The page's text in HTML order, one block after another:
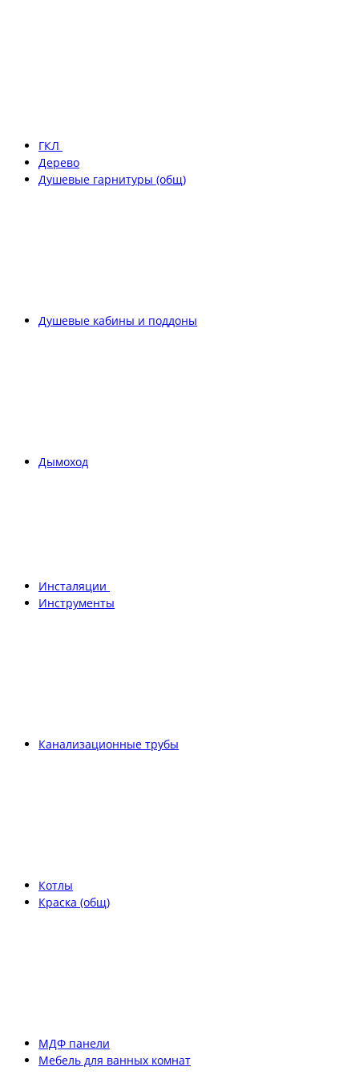
ГКЛ
Дерево
Душевые гарнитуры (общ)
Душевые кабины и поддоны
Дымоход
Инсталяции
Инструменты
Канализационные трубы
Котлы
Краска (общ)
МДФ панели
Мебель для ванных комнат